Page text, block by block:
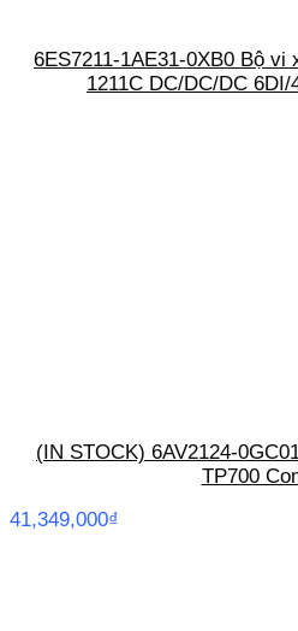
6ES7211-1AE31-0XB0 Bộ
1211C DC/DC/DC
(IN STOCK) 6AV2124-
TP700
41,349,000₫